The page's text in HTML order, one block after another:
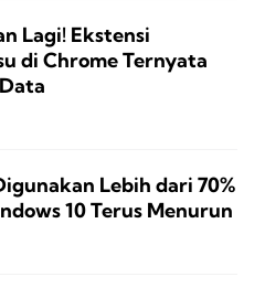
Lagi! Ekstensi
di Chrome Ternyata
Lebih dari 70%
10 Terus Menurun